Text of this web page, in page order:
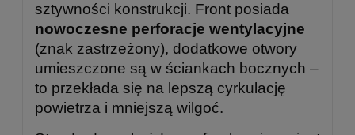
sztywności konstrukcji. Front posiada
nowoczesne perforacje wentylacyjne
(znak zastrzeżony), dodatkowe otwory
umieszczone są w ściankach bocznych –
to przekłada się na lepszą cyrkulację
powietrza i mniejszą wilgoć.